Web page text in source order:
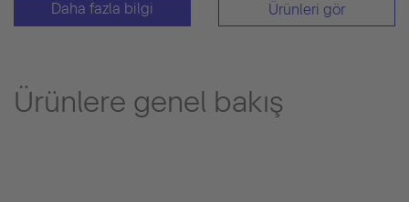
Daha fazla bilgi Ürünleri gör
Ürünlere genel bakış